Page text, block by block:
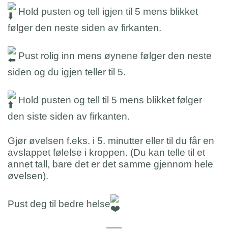
Hold pusten og tell igjen til 5 mens blikket
følger den neste siden av firkanten.
Pust rolig inn mens øynene følger den neste
siden og du igjen teller til 5.
Hold pusten og tell til 5 mens blikket følger
den siste siden av firkanten.
Gjør øvelsen f.eks. i 5. minutter eller til du får en
avslappet følelse i kroppen. (Du kan telle til et
annet tall, bare det er det samme gjennom hele
øvelsen).
Pust deg til bedre helse